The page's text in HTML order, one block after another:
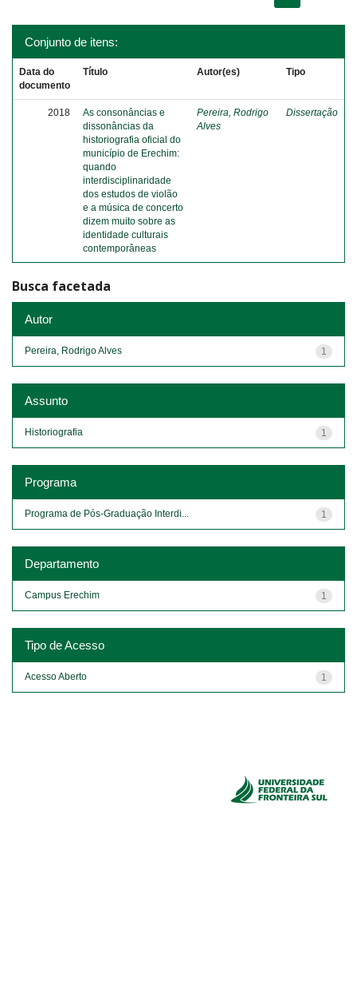
Conjunto de itens:
Data do
documento
Título Autor(es) Tipo
2018
As consonâncias e
dissonâncias da
historiografia oficial do
município de Erechim:
quando
interdisciplinaridade
dos estudos de violão
e a música de concerto
dizem muito sobre as
identidade culturais
contemporâneas
Pereira, Rodrigo
Alves
Dissertação
Busca facetada
Autor
1
Pereira, Rodrigo Alves
Assunto
1
Historiografia
Programa
1
Programa de Pós-Graduação Interdi...
Departamento
1
Campus Erechim
Tipo de Acesso
1
Acesso Aberto